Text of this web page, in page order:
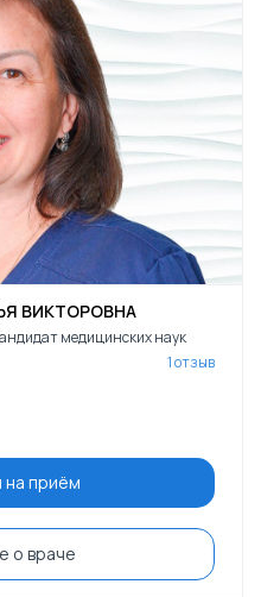
ВИКТОРОВНА
медицинских наук
1 отзыв
на приём
о враче